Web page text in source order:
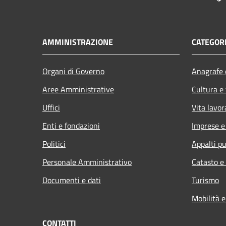
AMMINISTRAZIONE
Organi di Governo
Aree Amministrative
Uffici
Enti e fondazioni
Politici
Personale Amministrativo
Documenti e dati
Cultura
Vita
Imprese
Appalti
Catasto
Turismo
Mobilità
CONTATTI